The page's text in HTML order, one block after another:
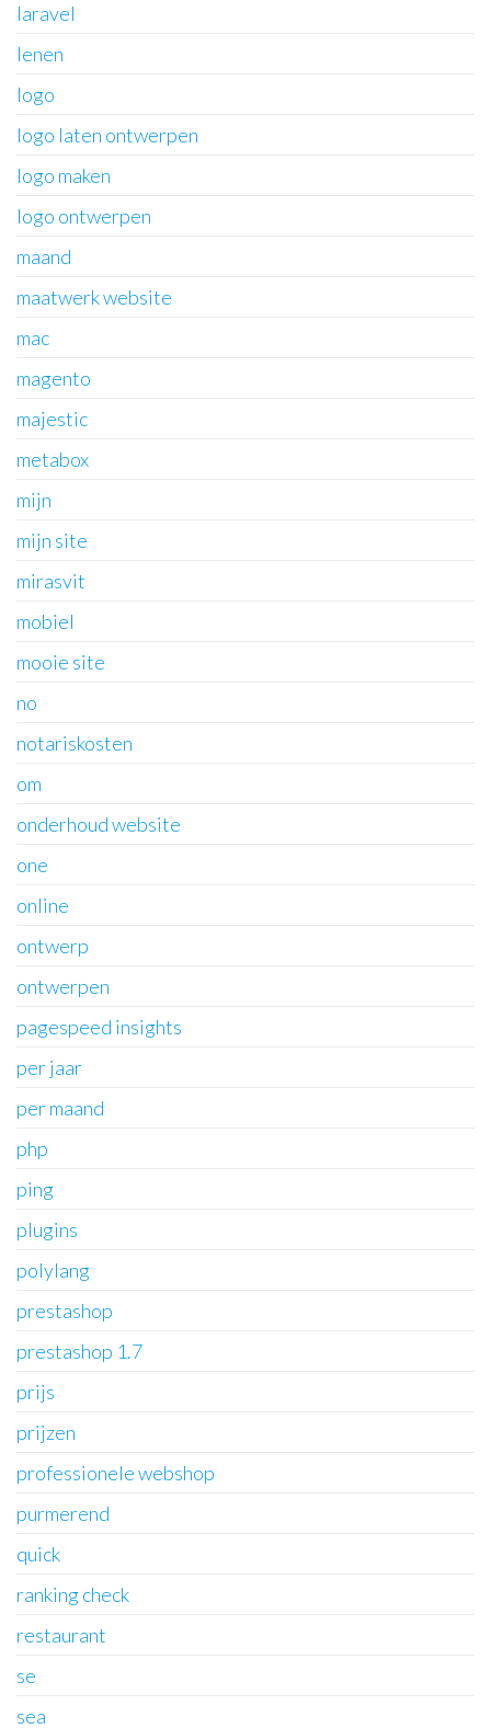
laravel
lenen
logo
logo laten ontwerpen
logo maken
logo ontwerpen
maand
maatwerk website
mac
magento
majestic
metabox
mijn
mijn site
mirasvit
mobiel
mooie site
no
notariskosten
om
onderhoud website
one
online
ontwerp
ontwerpen
pagespeed insights
per jaar
per maand
php
ping
plugins
polylang
prestashop
prestashop 1.7
prijs
prijzen
professionele webshop
purmerend
quick
ranking check
restaurant
se
sea